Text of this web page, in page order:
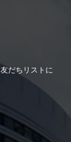
友だちリストに